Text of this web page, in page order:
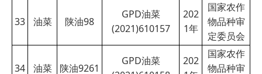
33 油菜 陕油98
GPD油菜
(2021)610157
202
1年
国家农作
物品种审
定委员会
34 油菜 陕油9261
GPD油菜
202
国家农作
物品种审